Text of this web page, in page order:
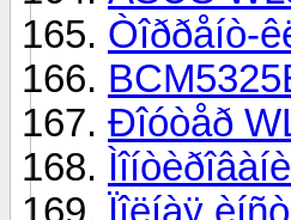
Òîððåíò-
Ðîóòåð
Ïîëíàÿ